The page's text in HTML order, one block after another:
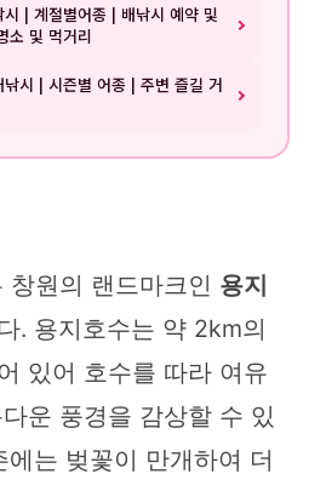
| 계절별어종 | 배낚시 예약 및
소 및 먹거리
시 | 시즌별 어종 | 주변 즐길 거
원의 랜드마크인 용지
. 용지호수는 약 2km의
있어 호수를 따라 여유
운 풍경을 감상할 수 있
는 벚꽃이 만개하여 더